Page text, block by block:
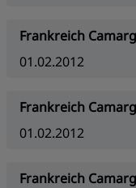
Frankreich
01.02.2012
Frankreich
01.02.2012
Frankreich